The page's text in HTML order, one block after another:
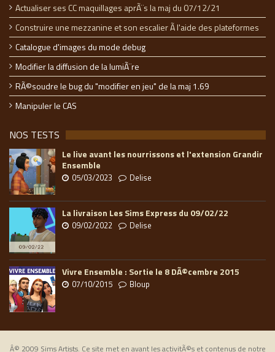
Actualiser ses CC maquillages aprÃ¨s la maj du 07/12/21
Construire une mezzanine et son escalier Ã l'aide des plateformes
Catalogue d'images du mode debug
Modifier la diffusion de la lumiÃ¨re
RÃ©soudre le bug du "modifier en jeu" de la maj 1.69
Manipuler le CAS
NOS TESTS
Le live avant les nourrissons et l'extension Grandir
Ensemble
05/03/2023 Delise
La livraison Les Sims Express du 09/02/22
09/02/2022 Delise
Vivre Ensemble : Sortie le 8 DÃ©cembre 2015
07/10/2015 Bloup
Â© 2009 Sims Artists. Ce site met en avant les activitÃ©s et contenus de notre